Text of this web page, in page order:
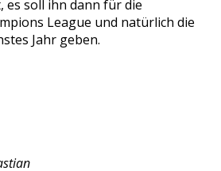
es soll ihn dann für die
League und natürlich die
Jahr geben.